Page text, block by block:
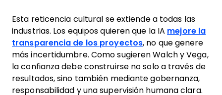
Esta reticencia cultural se extiende a todas las
industrias. Los equipos quieren que la IA mejore la
transparencia de los proyectos, no que genere
más incertidumbre. Como sugieren Walch y Vega,
la confianza debe construirse no solo a través de
resultados, sino también mediante gobernanza,
responsabilidad y una supervisión humana clara.